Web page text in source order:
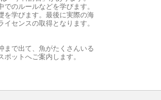
のルールなどを学びます。
を学びます。最後に実際の海
センスの取得となります。
まで出て、魚がたくさんいる
ットへご案内します。